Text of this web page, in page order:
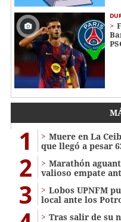
1
Muere en La
que llegó a pesar
2
Marathón
valioso empate
3
Lobos UPNFM
local ante los
Tras salir de su